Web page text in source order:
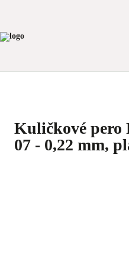
Kuličkové pero
07 - 0,22 mm,